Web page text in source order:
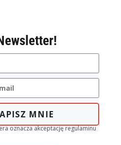
MNIE
oznacza akceptację regulaminu